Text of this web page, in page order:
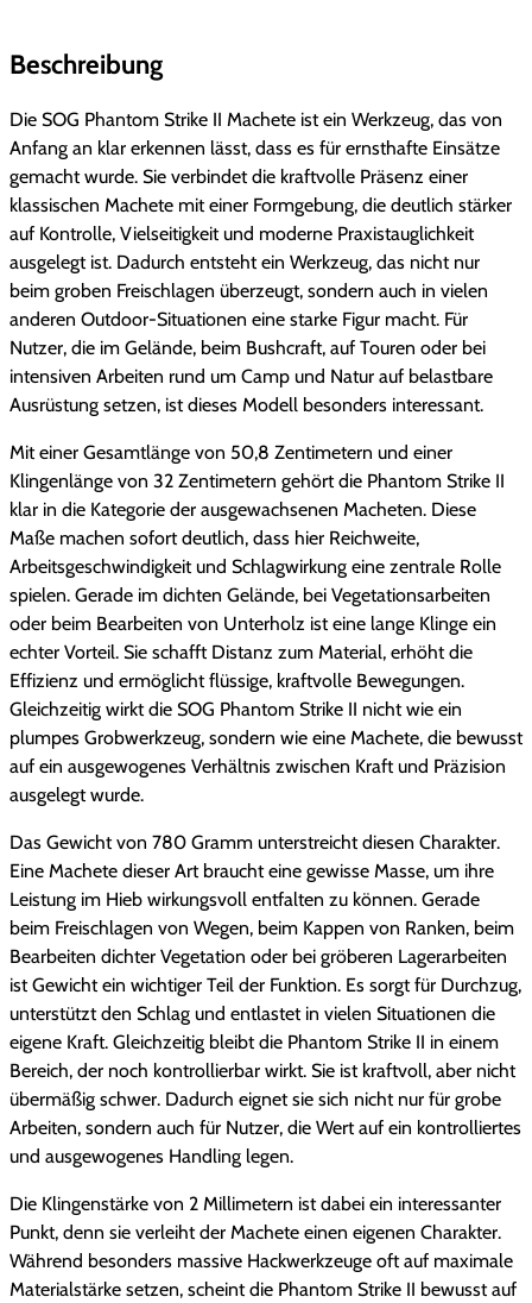
g
l
i
c
h
e
r
P
r
e
i
s
w
a
r
:
6
3
,
9
5
€
r
P
r
e
i
s
i
s
t
:
5
2
,
6
7
€
.
t
m
S
t
r
i
k
e
I
I
M
a
h
e
t
e
M
e
n
g
e
Beschreibung
Die SOG Phantom Strike II Machete ist ein Werkzeug, das von
Anfang an klar erkennen lässt, dass es für ernsthafte Einsätze
gemacht wurde. Sie verbindet die kraftvolle Präsenz einer
klassischen Machete mit einer Formgebung, die deutlich stärker
auf Kontrolle, Vielseitigkeit und moderne Praxistauglichkeit
ausgelegt ist. Dadurch entsteht ein Werkzeug, das nicht nur
beim groben Freischlagen überzeugt, sondern auch in vielen
anderen Outdoor-Situationen eine starke Figur macht. Für
Nutzer, die im Gelände, beim Bushcraft, auf Touren oder bei
intensiven Arbeiten rund um Camp und Natur auf belastbare
Ausrüstung setzen, ist dieses Modell besonders interessant.
Mit einer Gesamtlänge von 50,8 Zentimetern und einer
Klingenlänge von 32 Zentimetern gehört die Phantom Strike II
klar in die Kategorie der ausgewachsenen Macheten. Diese
Maße machen sofort deutlich, dass hier Reichweite,
Arbeitsgeschwindigkeit und Schlagwirkung eine zentrale Rolle
spielen. Gerade im dichten Gelände, bei Vegetationsarbeiten
oder beim Bearbeiten von Unterholz ist eine lange Klinge ein
echter Vorteil. Sie schafft Distanz zum Material, erhöht die
Effizienz und ermöglicht flüssige, kraftvolle Bewegungen.
Gleichzeitig wirkt die SOG Phantom Strike II nicht wie ein
plumpes Grobwerkzeug, sondern wie eine Machete, die bewusst
auf ein ausgewogenes Verhältnis zwischen Kraft und Präzision
ausgelegt wurde.
Das Gewicht von 780 Gramm unterstreicht diesen Charakter.
Eine Machete dieser Art braucht eine gewisse Masse, um ihre
Leistung im Hieb wirkungsvoll entfalten zu können. Gerade
beim Freischlagen von Wegen, beim Kappen von Ranken, beim
Bearbeiten dichter Vegetation oder bei gröberen Lagerarbeiten
ist Gewicht ein wichtiger Teil der Funktion. Es sorgt für Durchzug,
unterstützt den Schlag und entlastet in vielen Situationen die
eigene Kraft. Gleichzeitig bleibt die Phantom Strike II in einem
Bereich, der noch kontrollierbar wirkt. Sie ist kraftvoll, aber nicht
übermäßig schwer. Dadurch eignet sie sich nicht nur für grobe
Arbeiten, sondern auch für Nutzer, die Wert auf ein kontrolliertes
und ausgewogenes Handling legen.
Die Klingenstärke von 2 Millimetern ist dabei ein interessanter
Punkt, denn sie verleiht der Machete einen eigenen Charakter.
Während besonders massive Hackwerkzeuge oft auf maximale
Materialstärke setzen, scheint die Phantom Strike II bewusst auf